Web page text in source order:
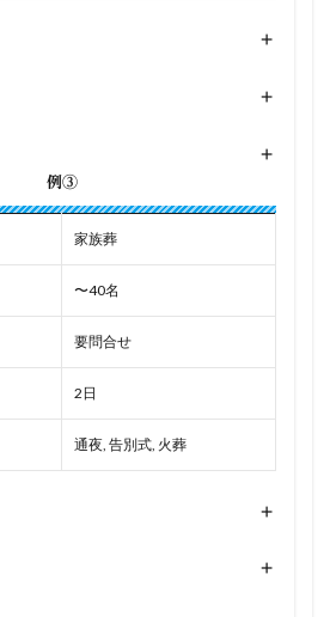
+
+
+
例③
家族葬
〜40名
要問合せ
2日
通夜, 告別式, 火葬
+
+